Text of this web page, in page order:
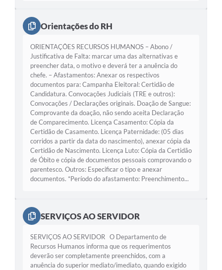
Orientações do RH
ORIENTAÇÕES RECURSOS HUMANOS – Abono /
Justificativa de Falta: marcar uma das alternativas e
preencher data, o motivo e deverá ter a anuência do
chefe. – Afastamentos: Anexar os respectivos
documentos para: Campanha Eleitoral: Certidão de
Candidatura. Convocações Judiciais (TRE e outros):
Convocações / Declarações originais. Doação de Sangue:
Comprovante da doação, não sendo aceita Declaração
de Comparecimento. Licença Casamento: Cópia da
Certidão de Casamento. Licença Paternidade: (05 dias
corridos a partir da data do nascimento), anexar cópia da
Certidão de Nascimento. Licença Luto: Cópia da Certidão
de Óbito e cópia de documentos pessoais comprovando o
parentesco. Outros: Especificar o tipo e anexar
documentos. *Período do afastamento: Preenchimento...
SERVIÇOS AO SERVIDOR
SERVIÇOS AO SERVIDOR O Departamento de
Recursos Humanos informa que os requerimentos
deverão ser completamente preenchidos, com a
anuência do superior mediato/imediato, quando exigido